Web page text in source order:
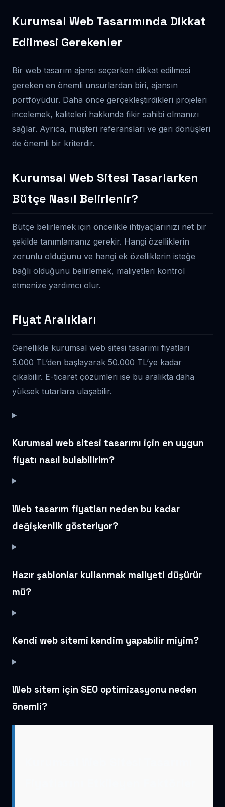
Kurumsal Web Tasarımında Dikkat
Edilmesi Gerekenler
Bir web tasarım ajansı seçerken dikkat edilmesi
gereken en önemli unsurlardan biri, ajansın
portföyüdür. Daha önce gerçekleştirdikleri projeleri
incelemek, kaliteleri hakkında fikir sahibi olmanızı
sağlar. Ayrıca, müşteri referansları ve geri dönüşleri
de önemli bir kriterdir.
Kurumsal Web Sitesi Tasarlarken
Bütçe Nasıl Belirlenir?
Bütçe belirlemek için öncelikle ihtiyaçlarınızı net bir
şekilde tanımlamanız gerekir. Hangi özelliklerin
zorunlu olduğunu ve hangi ek özelliklerin isteğe
bağlı olduğunu belirlemek, maliyetleri kontrol
etmenize yardımcı olur.
Fiyat Aralıkları
Genellikle kurumsal web sitesi tasarımı fiyatları
5.000 TL’den başlayarak 50.000 TL’ye kadar
çıkabilir. E-ticaret çözümleri ise bu aralıkta daha
yüksek tutarlara ulaşabilir.
Kurumsal web sitesi tasarımı için en uygun
fiyatı nasıl bulabilirim?
Web tasarım fiyatları neden bu kadar
değişkenlik gösteriyor?
Hazır şablonlar kullanmak maliyeti düşürür
mü?
Kendi web sitemi kendim yapabilir miyim?
Web sitem için SEO optimizasyonu neden
önemli?